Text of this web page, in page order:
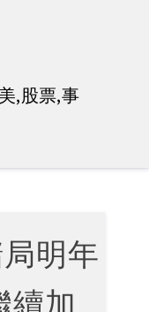
,股票,事
明年
續加